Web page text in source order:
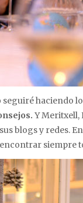
haciendo
Y Meritxell,
blogs y redes.
siempre